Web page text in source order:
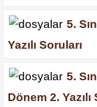
5.
Yazılı Soruları
5.
Dönem 2.